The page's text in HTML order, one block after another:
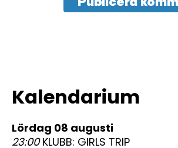
Kalendarium
lördag 08 augusti
23:00KLUBB: GIRLS TRIP